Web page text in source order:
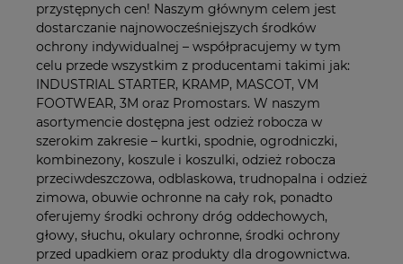
przystępnych cen! Naszym głównym celem jest
dostarczanie najnowocześniejszych środków
ochrony indywidualnej – współpracujemy w tym
celu przede wszystkim z producentami takimi jak:
INDUSTRIAL STARTER, KRAMP, MASCOT, VM
FOOTWEAR, 3M oraz Promostars. W naszym
asortymencie dostępna jest odzież robocza w
szerokim zakresie – kurtki, spodnie, ogrodniczki,
kombinezony, koszule i koszulki, odzież robocza
przeciwdeszczowa, odblaskowa, trudnopalna i odzież
zimowa, obuwie ochronne na cały rok, ponadto
oferujemy środki ochrony dróg oddechowych,
głowy, słuchu, okulary ochronne, środki ochrony
przed upadkiem oraz produkty dla drogownictwa.